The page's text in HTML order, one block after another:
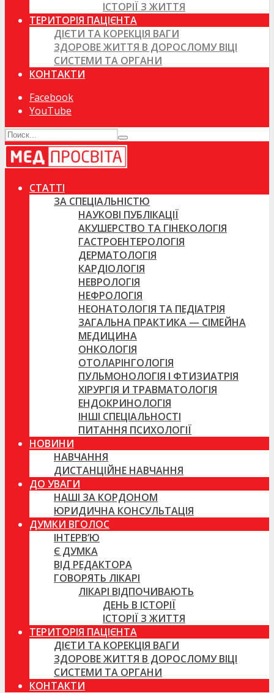
ІСТОРІЇ З ЖИТТЯ
ТЕРИТОРІЯ ПАЦІЄНТА
ДІЄТИ ТА КОРЕКЦІЯ ВАГИ
ЗДОРОВЕ ЖИТТЯ В ДОРОСЛОМУ ВІЦІ
СИСТЕМИ ТА ОРГАНИ
КОНТАКТИ
Facebook
YouTube
СТАТТІ
ЗА СПЕЦІАЛЬНІСТЮ
НАУКОВІ ПУБЛІКАЦІЇ
АКУШЕРСТВО ТА ГІНЕКОЛОГІЯ
ГАСТРОЕНТЕРОЛОГІЯ
ДЕРМАТОЛОГІЯ
КАРДІОЛОГІЯ
НЕВРОЛОГІЯ
НЕФРОЛОГІЯ
НЕОНАТОЛОГІЯ ТА ПЕДІАТРІЯ
ЗАГАЛЬНА ПРАКТИКА — СІМЕЙНА
МЕДИЦИНА
ОНКОЛОГІЯ
ОТОЛАРІНГОЛОГІЯ
ПУЛЬМОНОЛОГІЯ І ФТИЗИАТРІЯ
ХІРУРГІЯ И ТРАВМАТОЛОГІЯ
ЕНДОКРИНОЛОГІЯ
ІНШІ СПЕЦІАЛЬНОСТІ
ПИТАННЯ ПСИХОЛОГІЇ
НОВИНИ
НАВЧАННЯ
ДИСТАНЦІЙНЕ НАВЧАННЯ
ДО УВАГИ
НАШІ ЗА КОРДОНОМ
ЮРИДИЧНА КОНСУЛЬТАЦІЯ
ДУМКИ ВГОЛОС
ІНТЕРВ’Ю
Є ДУМКА
ВІД РЕДАКТОРА
ГОВОРЯТЬ ЛІКАРІ
ЛІКАРІ ВІДПОЧИВАЮТЬ
ДЕНЬ В ІСТОРІЇ
ІСТОРІЇ З ЖИТТЯ
ТЕРИТОРІЯ ПАЦІЄНТА
ДІЄТИ ТА КОРЕКЦІЯ ВАГИ
ЗДОРОВЕ ЖИТТЯ В ДОРОСЛОМУ ВІЦІ
СИСТЕМИ ТА ОРГАНИ
КОНТАКТИ